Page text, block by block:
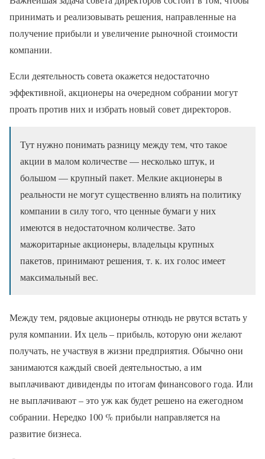
принимать и реализовывать решения, направленные на
получение прибыли и увеличение рыночной стоимости
компании.
Если деятельность совета окажется недостаточно
эффективной, акционеры на очередном собрании могут
проать против них и избрать новый совет директоров.
Тут нужно понимать разницу между тем, что такое
акции в малом количестве — несколько штук, и
большом — крупный пакет. Мелкие акционеры в
реальности не могут существенно влиять на политику
компании в силу того, что ценные бумаги у них
имеются в недостаточном количестве. Зато
мажоритарные акционеры, владельцы крупных
пакетов, принимают решения, т. к. их голос имеет
максимальный вес.
Между тем, рядовые акционеры отнюдь не рвутся встать у
руля компании. Их цель – прибыль, которую они желают
получать, не участвуя в жизни предприятия. Обычно они
занимаются каждый своей деятельностью, а им
выплачивают дивиденды по итогам финансового года. Или
не выплачивают – это уж как будет решено на ежегодном
собрании. Нередко 100 % прибыли направляется на
развитие бизнеса.